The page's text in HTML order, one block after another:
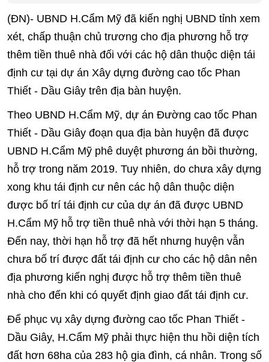
(ĐN)- UBND H.Cẩm Mỹ đã kiến nghị UBND tỉnh xem
xét, chấp thuận chủ trương cho địa phương hỗ trợ
thêm tiền thuê nhà đối với các hộ dân thuộc diện tái
định cư tại dự án Xây dựng đường cao tốc Phan
Thiết - Dầu Giây trên địa bàn huyện.
Theo UBND H.Cẩm Mỹ, dự án Đường cao tốc Phan
Thiết - Dầu Giây đoạn qua địa bàn huyện đã được
UBND H.Cẩm Mỹ phê duyệt phương án bồi thường,
hỗ trợ trong năm 2019. Tuy nhiên, do chưa xây dựng
xong khu tái định cư nên các hộ dân thuộc diện
được bố trí tái định cư của dự án đã được UBND
H.Cẩm Mỹ hỗ trợ tiền thuê nhà với thời hạn 5 tháng.
Đến nay, thời hạn hỗ trợ đã hết nhưng huyện vẫn
chưa bố trí được đất tái định cư cho các hộ dân nên
địa phương kiến nghị được hỗ trợ thêm tiền thuê
nhà cho đến khi có quyết định giao đất tái định cư.
Để phục vụ xây dựng đường cao tốc Phan Thiết -
Dầu Giây, H.Cẩm Mỹ phải thực hiện thu hồi diện tích
đất hơn 68ha của 283 hộ gia đình, cá nhân. Trong số